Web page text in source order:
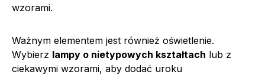
wzorami.
Ważnym elementem jest również oświetlenie.
Wybierz lampy o nietypowych kształtach lub z
ciekawymi wzorami, aby dodać uroku